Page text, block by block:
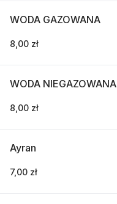
WODA GAZOWANA
8,00 zł
WODA NIEGAZOWANA
8,00 zł
Ayran
7,00 zł